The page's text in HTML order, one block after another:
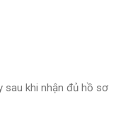
sau khi nhận đủ hồ sơ